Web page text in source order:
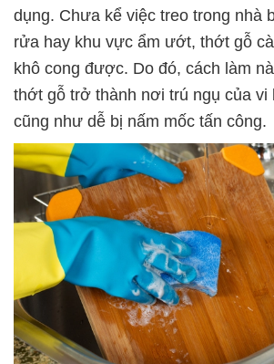
dụng. Chưa kể việc treo trong nhà
rửa hay khu vực ẩm ướt, thớt gỗ
khô cong được. Do đó, cách làm
thớt gỗ trở thành nơi trú ngụ của vi
cũng như dễ bị nấm mốc tấn công.